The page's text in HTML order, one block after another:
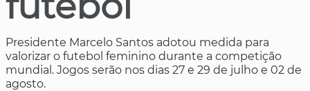
Presidente Marcelo Santos adotou medida para
valorizar o futebol feminino durante a competição
mundial. Jogos serão nos dias 27 e 29 de julho e 02 de
agosto.